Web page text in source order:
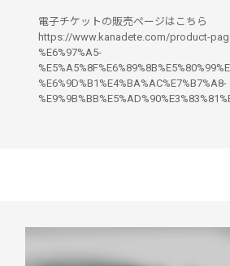
電子チケットの販売ページはこちら
https://www.kanadete.com/product-
%E6%97%A5-
%E6%9D%B1%E4%BA%AC%E7%B7%A8-